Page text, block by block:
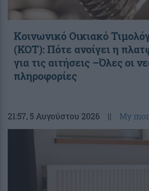
Κοινωνικό Οικιακό
(ΚΟΤ): Πότε ανοίγει η
για τις αιτήσεις –Όλες οι
πληροφορίες
21:57, 5 Αυγούστου 2026 || My